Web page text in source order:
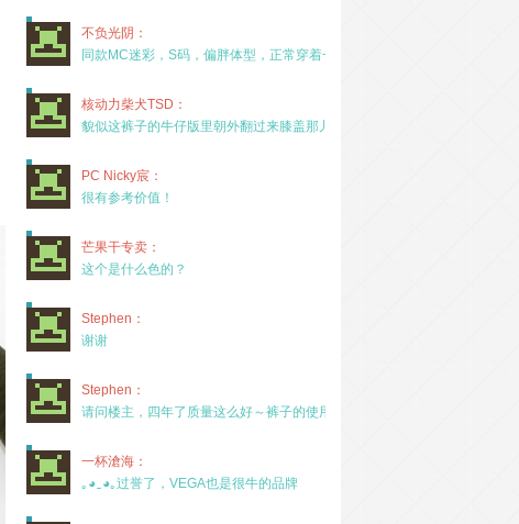
不负光阴：
同款MC迷彩，S码，偏胖体型，正常穿着一年半，没
核动力柴犬TSD：
貌似这裤子的牛仔版里朝外翻过来膝盖那儿有放护膝的
PC Nicky宸：
很有参考价值！
芒果干专卖：
这个是什么色的？
Stephen：
谢谢
Stephen：
请问楼主，四年了质量这么好～裤子的使用率高吗？
一杯滄海：
｡◕‿◕｡过誉了，VEGA也是很牛的品牌